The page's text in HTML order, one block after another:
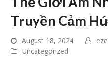
Truyền Cảm
August 18, 2024
Uncategorized